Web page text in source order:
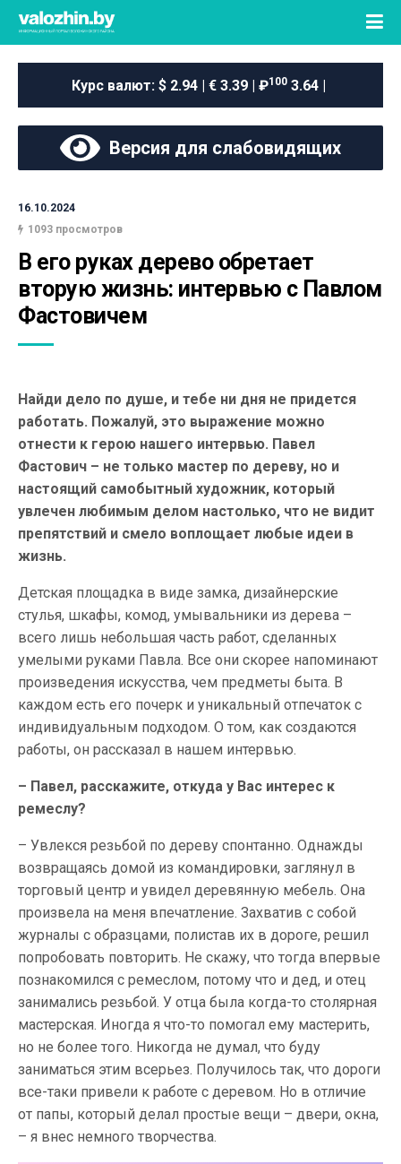
Курс валют: $ 2.94 | € 3.39 | ₽100 3.64 |
Версия для слабовидящих
16.10.2024
1093 просмотров
В его руках дерево обретает
вторую жизнь: интервью с Павлом
Фастовичем
Найди дело по душе, и тебе ни дня не придется
работать. Пожалуй, это выражение можно
отнести к герою нашего интервью. Павел
Фастович – не только мастер по дереву, но и
настоящий самобытный художник, который
увлечен любимым делом настолько, что не видит
препятствий и смело воплощает любые идеи в
жизнь.
Детская площадка в виде замка, дизайнерские
стулья, шкафы, комод, умывальники из дерева –
всего лишь небольшая часть работ, сделанных
умелыми руками Павла. Все они скорее напоминают
произведения искусства, чем предметы быта. В
каждом есть его почерк и уникальный отпечаток с
индивидуальным подходом. О том, как создаются
работы, он рассказал в нашем интервью.
– Павел, расскажите, откуда у Вас интерес к
ремеслу?
– Увлекся резьбой по дереву спонтанно. Однажды
возвращаясь домой из командировки, заглянул в
торговый центр и увидел деревянную мебель. Она
произвела на меня впечатление. Захватив с собой
журналы с образцами, полистав их в дороге, решил
попробовать повторить. Не скажу, что тогда впервые
познакомился с ремеслом, потому что и дед, и отец
занимались резьбой. У отца была когда-то столярная
мастерская. Иногда я что-то помогал ему мастерить,
но не более того. Никогда не думал, что буду
заниматься этим всерьез. Получилось так, что дороги
все-таки привели к работе с деревом. Но в отличие
от папы, который делал простые вещи – двери, окна,
– я внес немного творчества.